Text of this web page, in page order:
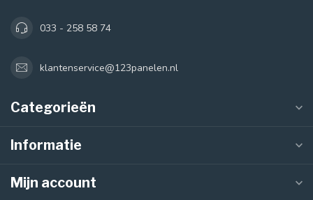
033 - 258 58 74
klantenservice@123panelen.nl
Categorieën
Informatie
Mijn account